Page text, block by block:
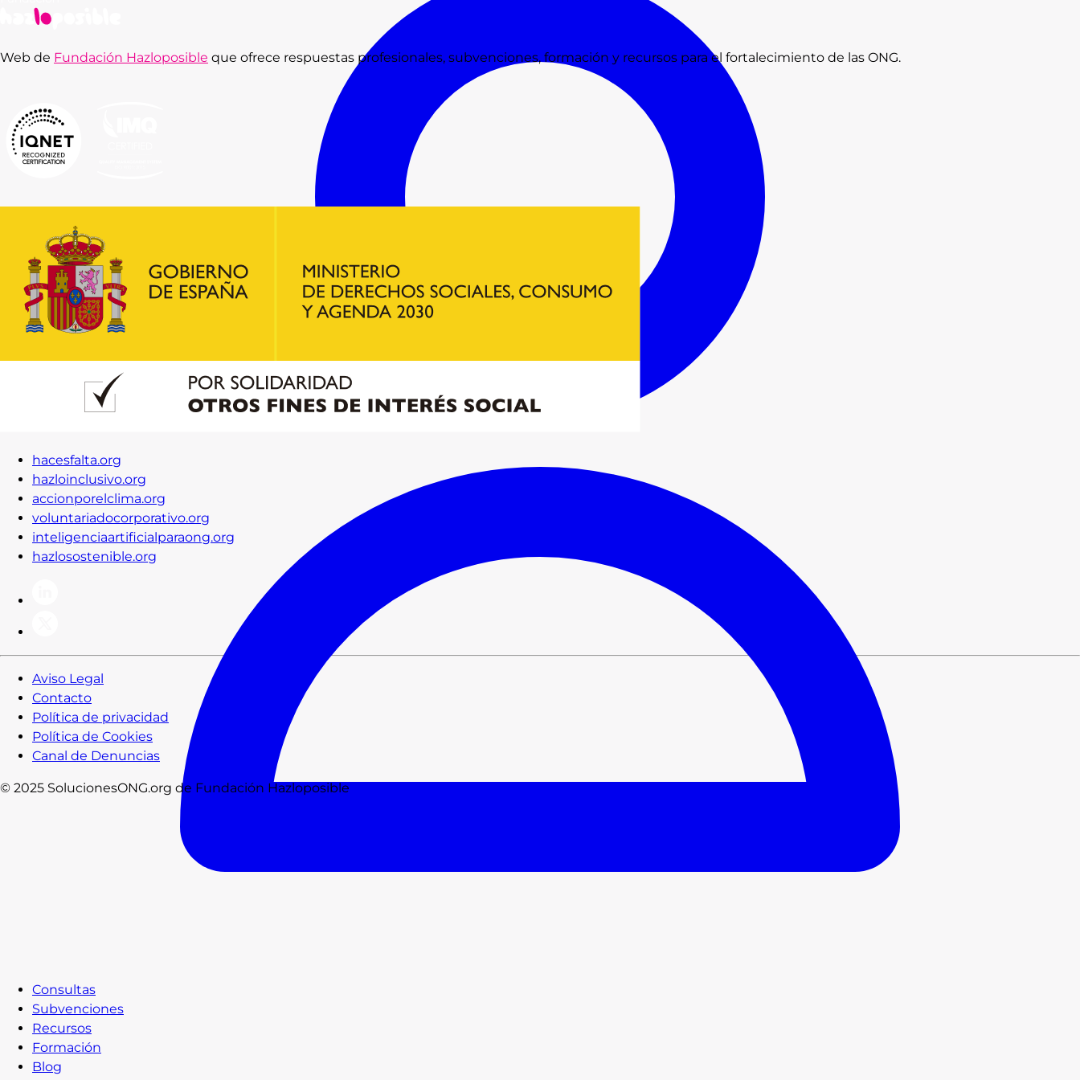
Consultas
Subvenciones
Recursos
Formación
Blog
Web de Fundación Hazloposible que ofrece respuestas profesionales, subvenciones, formación y recursos para el fortalecimiento de las ONG.
hacesfalta.org
hazloinclusivo.org
accionporelclima.org
voluntariadocorporativo.org
inteligenciaartificialparaong.org
hazlosostenible.org
Aviso Legal
Contacto
Política de privacidad
Política de Cookies
Canal de Denuncias
© 2025 SolucionesONG.org de Fundación Hazloposible